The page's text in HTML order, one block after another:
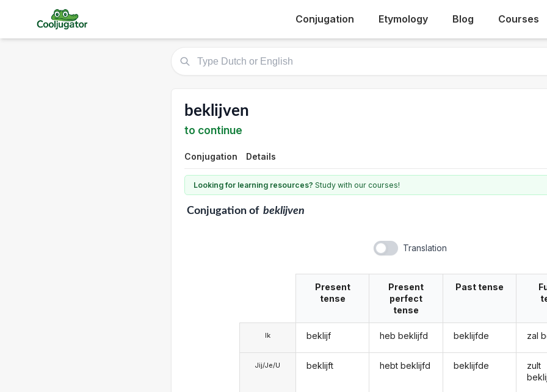
Conjugation Etymology Blog Courses
beklijven
to continue
Conjugation Details
Looking for learning resources? Study with our courses!
Conjugationof beklijven
Translation
Ik
Jij/Je/U
Present
tense
beklijf
beklijft
Present
perfect
tense
heb beklijfd
hebt beklijfd
Past tense
beklijfde
beklijfde
zal
zult